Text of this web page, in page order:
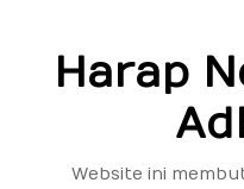
Harap
Website ini